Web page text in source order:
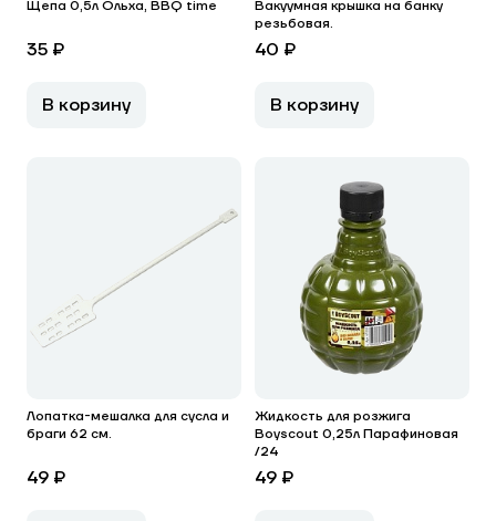
Щепа 0,5л Ольха, BBQ time
35 ₽
В корзину
Вакуумная крышка на банку
резьбовая.
40 ₽
В корзину
Лопатка-мешалка для сусла и
браги 62 см.
49 ₽
Жидкость для розжига
Boyscout 0,25л Парафиновая
/24
49 ₽